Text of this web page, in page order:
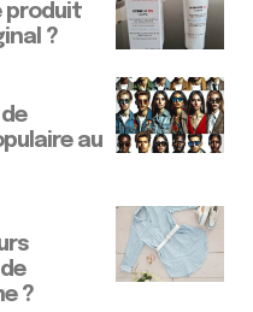
produit
?
au
?